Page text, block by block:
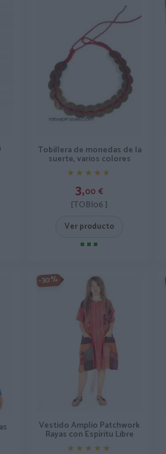
Tobillera de monedas de la
suerte, varios colores
★★★★★
★★★★★
3,00 €
[TOBI06 ]
Ver producto
-30%
Vestido Amplio Patchwork
Rayas con Espíritu Libre
★★★★★
★★★★★